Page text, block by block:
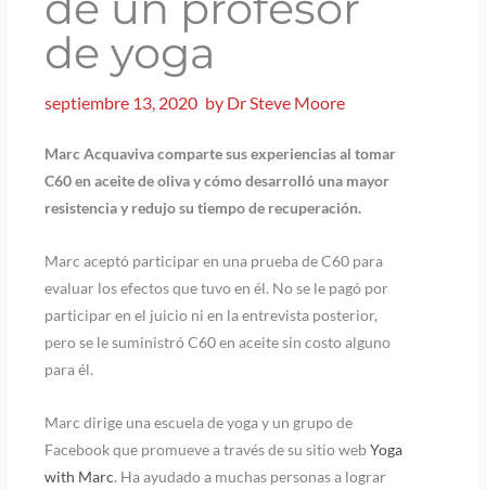
de yoga
septiembre 13, 2020 by Dr Steve Moore
Marc Acquaviva comparte sus experiencias al tomar
C60 en aceite de oliva y cómo desarrolló una mayor
resistencia y redujo su tiempo de recuperación.
Marc aceptó participar en una prueba de C60 para
evaluar los efectos que tuvo en él. No se le pagó por
participar en el juicio ni en la entrevista posterior,
pero se le suministró C60 en aceite sin costo alguno
para él.
Marc dirige una escuela de yoga y un grupo de
Facebook que promueve a través de su sitio webYoga
with Marc. Ha ayudado a muchas personas a lograr